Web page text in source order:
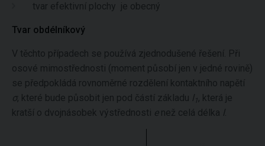
tvar efektivní plochy je obecný
Tvar obdélníkový
V těchto případech se používá zjednodušené řešení. Při
osové mimostřednosti (moment působí jen v jedné rovině)
se předpokládá rovnoměrné rozdělení kontaktního napětí
σ, které bude působit jen pod částí základu l 1, která je
kratší o dvojnásobek výstřednosti enež celá délka l.